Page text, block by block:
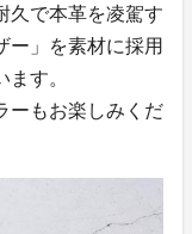
久で本革を凌駕す
ー」を素材に採用
す。
ーもお楽しみくだ